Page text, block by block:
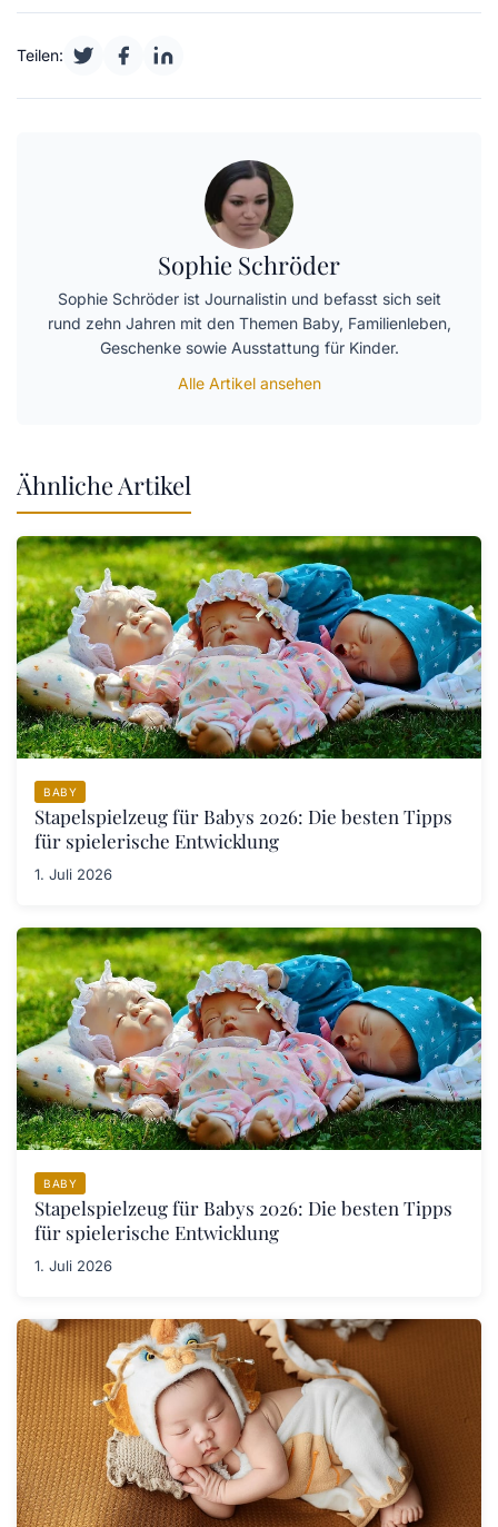
Teilen:
Sophie Schröder
Sophie Schröder ist Journalistin und befasst sich seit
rund zehn Jahren mit den Themen Baby, Familienleben,
Geschenke sowie Ausstattung für Kinder.
Alle Artikel ansehen
Ähnliche Artikel
BABY
Stapelspielzeug für Babys 2026: Die besten Tipps
für spielerische Entwicklung
1. Juli 2026
BABY
Stapelspielzeug für Babys 2026: Die besten Tipps
für spielerische Entwicklung
1. Juli 2026